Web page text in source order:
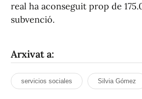
real ha aconseguit prop de
subvenció.
Arxivat a:
servicios sociales Silvia Gómez